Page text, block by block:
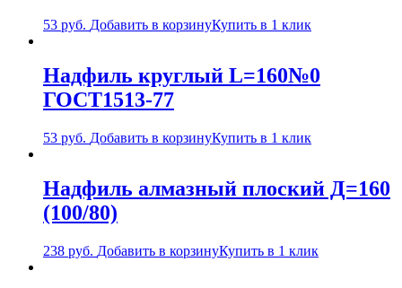
53 руб. Добавить в корзинуКупить в 1 клик
Надфиль круглый L=160№0
ГОСТ1513-77
53 руб. Добавить в корзинуКупить в 1 клик
Надфиль алмазный плоский Д=160
(100/80)
238 руб. Добавить в корзинуКупить в 1 клик